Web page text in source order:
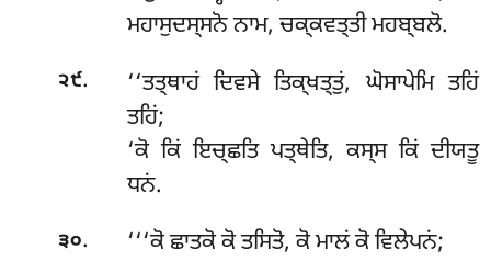
ਮਹਾਸੁਦਸ੍ਸਨੋ ਨਾਮ, ਚਕ੍ਕਵਤ੍ਤੀ ਮਹਬ੍ਬਲੋ.
੨੯. ‘‘ਤਤ੍ਥਾਹਂਦਿਵਸੇ ਤਿਕ੍ਖਤ੍ਤੁਂ, ਘੋਸਾਪੇਮਿ ਤਹਿਂ
ਤਹਿਂ;
‘ਕੋ ਕਿਂ ਇਚ੍ਛਤਿ ਪਤ੍ਥੇਤਿ, ਕਸ੍ਸ ਕਿਂ ਦੀਯਤੂ
ਧਨਂ.
੩੦.
‘‘‘ਕੋ ਛਾਤਕੋ ਕੋ ਤਸਿਤੋ, ਕੋ ਮਾਲਂ ਕੋ ਵਿਲੇਪਨਂ;